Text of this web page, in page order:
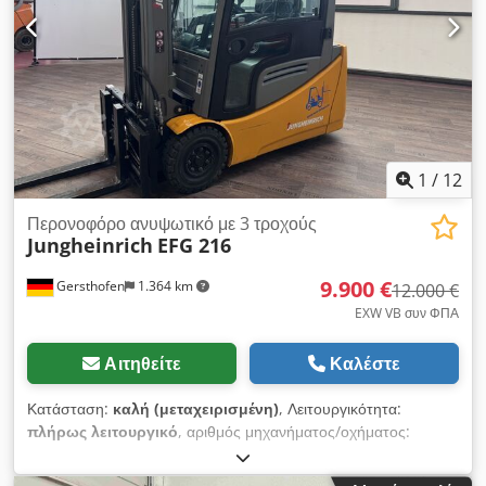
καλή Τύπος εμπρόσθιων ελαστικών: Υπερελαστικό Τύπος
οπίσθιων ελαστικών: Υπερελαστικό Περιγραφή: Έχει γίνει
συντήρηση + έλεγχος ασφαλείας (UVV) Πλευρικός
μετατοπιστής φορτίου, Πίσω προβολέας εργασίας, εμπρόσθιος
προβολέας εργασίας, συμμόρφωση με τους κανονισμούς
STVZO, πλήρης καμπίνα, πλήρης ελεύθερη ανύψωση, φως
ασφαλείας, υαλοκαθαριστήρες.
1 / 12
Gersthofen 1.364 km
Περονοφόρο ανυψωτικό με 3 τροχούς
Jungheinrich EFG 216
9.900 €12.000 €
EXW VB συν ΦΠΑ
Αιτηθείτε Καλέστε
Κατάσταση: καλή (μεταχειρισμένη), Λειτουργικότητα:
πλήρως λειτουργικό, αριθμός μηχανήματος/οχήματος:
2017
h, ωφελιμο φορτίο:1.600 κιλ, ύψος ανύψωσης:4.700 χιλ.,